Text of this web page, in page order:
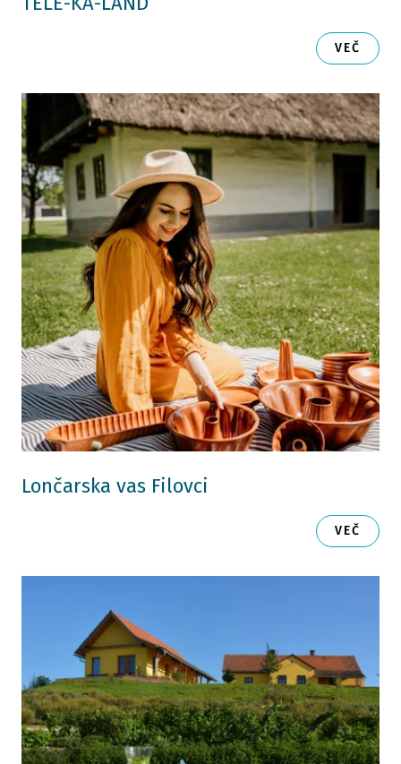
VEČ
Lončarska vas Filovci
VEČ